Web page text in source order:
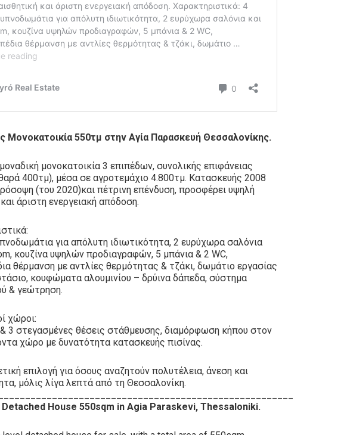
Μονοκατοικία 550τμ στην Αγία Παρασκευή Θεσσαλονίκης.
μονοκατοικία 3 επιπέδων, συνολικής επιφάνειας
400τμ), μέσα σε αγροτεμάχιο 4.800τμ. Κατασκευής 2008
(του 2020)και πέτρινη επένδυση, προσφέρει υψηλή
άριστη ενεργειακή απόδοση.
για απόλυτη ιδιωτικότητα, 2 ευρύχωρα σαλόνια
κουζίνα υψηλών προδιαγραφών, 5 μπάνια & 2 WC,
θέρμανση με αντλίες θερμότητας & τζάκι, δωμάτιο εργασίας
κουφώματα αλουμινίου – δρύινα δάπεδα, σύστημα
& γεώτρηση.
χώροι:
3 στεγασμένες θέσεις στάθμευσης, διαμόρφωση κήπου στον
χώρο με δυνατότητα κατασκευής πισίνας.
επιλογή για όσους αναζητούν πολυτέλεια, άνεση και
μόλις λίγα λεπτά από τη Θεσσαλονίκη.
Detached House 550sqm in Agia Paraskevi, Thessaloniki.